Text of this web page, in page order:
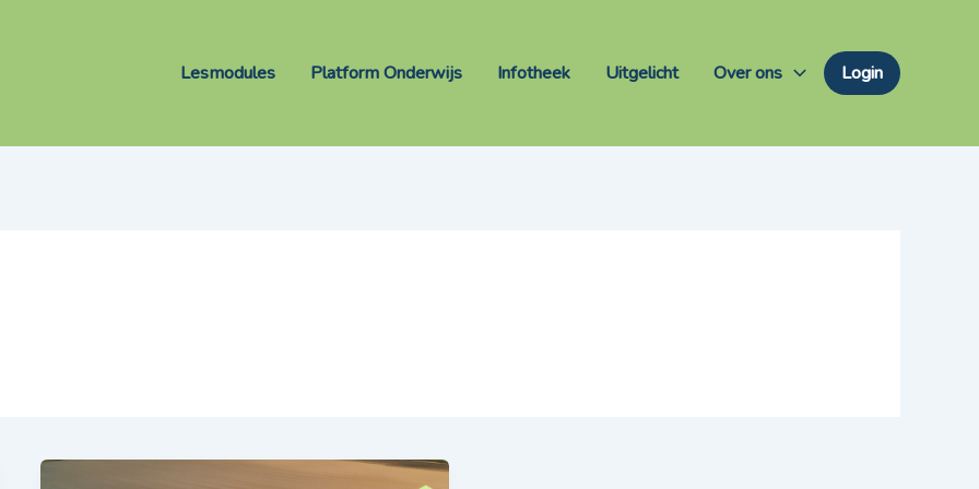
Lesmodules Platform Onderwijs Infotheek Uitgelicht Over ons Login